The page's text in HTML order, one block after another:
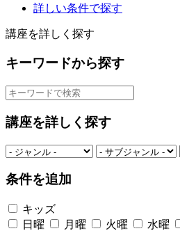
詳しい条件で探す
講座を詳しく探す
キーワードから探す
講座を詳しく探す
条件を追加
キッズ
日曜
月曜 火曜 水曜